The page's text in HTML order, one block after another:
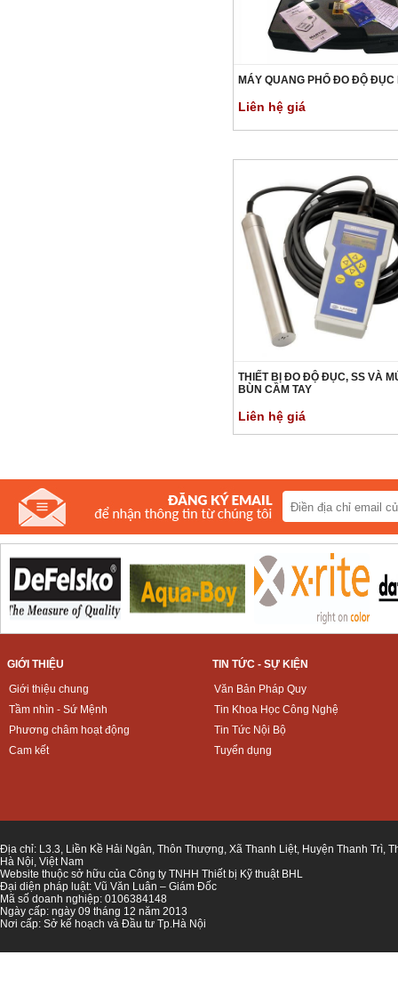
MÁY QUANG PHỔ ĐO ĐỘ ĐỤC
Liên hệ giá
THIẾT BỊ ĐO ĐỘ ĐỤC, SS VÀ
BÙN CẦM TAY
Liên hệ giá
GIỚI THIỆU
Giới thiệu chung
Tầm nhìn - Sứ Mệnh
Phương châm hoạt động
Cam kết
TIN TỨC - SỰ KIỆN
Văn Bản Pháp Quy
Tin Khoa Học Công Nghệ
Tin Tức Nội Bộ
Tuyển dụng
Địa chỉ: L3.3, Liền Kề Hải Ngân, Thôn Thượng, Xã Thanh Liệt, Huyện Thanh Trì,
Hà Nội, Việt Nam
Website thuộc sở hữu của Công ty TNHH Thiết bị Kỹ thuật BHL
Đại diện pháp luật: Vũ Văn Luân – Giám Đốc
Mã số doanh nghiệp: 0106384148
Ngày cấp: ngày 09 tháng 12 năm 2013
Nơi cấp: Sở kế hoạch và Đầu tư Tp.Hà Nội